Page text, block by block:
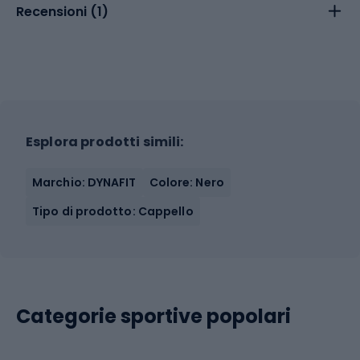
Recensioni (1)
Esplora prodotti simili:
Marchio: DYNAFIT
Colore: Nero
Tipo di prodotto: Cappello
Categorie sportive popolari